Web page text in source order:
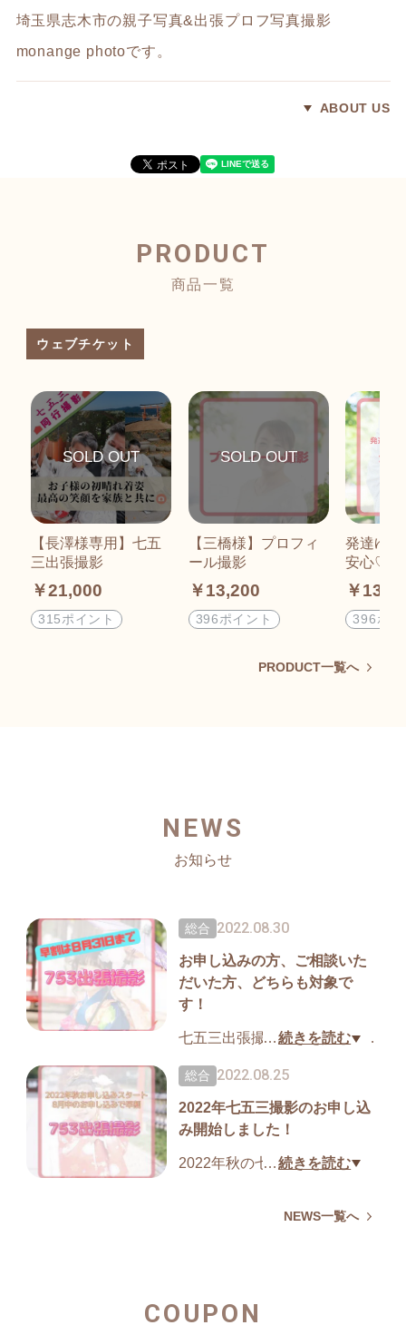
埼玉県志木市の親子写真&出張プロフ写真撮影
monange photoです。
ABOUT US
PRODUCT
商品一覧
ウェブチケット
【長澤様専用】七五
三出張撮影
￥21,000
315ポイント
【三橋様】プロフィ
ール撮影
￥13,200
396ポイント
発達ゆ
安心♡公
￥
396ポイ
PRODUCT一覧へ
NEWS
お知らせ
総合 2022.08.30
お申し込みの方、ご相談いた
だいた方、どちらも対象で
す！
七五三出張撮影の早割は8月31
日まで。
どうしようか、悩んでいると
いうお声も聞きますので、お
申し込みの方だけでなく、8月
中にご相談いただいた方も対
https://lin.ee/Z9h6njs
…続きを読む
総合 2022.08.25
2022年七五三撮影のお申し込
み開始しました！
2022年秋の七五三撮影のお申
基本的には土日祝日で承って
(火)午後は承ること可能です。
…続きを読む
NEWS一覧へ
COUPON